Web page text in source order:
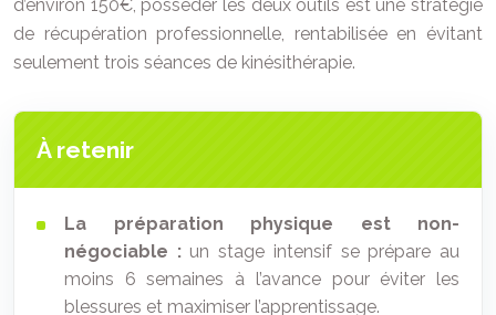
d’environ 150€, posséder les deux outils est une stratégie
de récupération professionnelle, rentabilisée en évitant
seulement trois séances de kinésithérapie.
À retenir
La préparation physique est non-
négociable :un stage intensif se prépare au
moins 6 semaines à l’avance pour éviter les
blessures et maximiser l’apprentissage.